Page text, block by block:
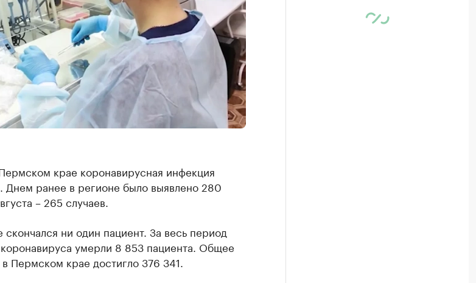
крае коронавирусная инфекция
Днем ранее в регионе было выявлено 280
– 265 случаев.
скончался ни один пациент. За весь период
умерли 8 853 пациента. Общее
Пермском крае достигло 376 341.